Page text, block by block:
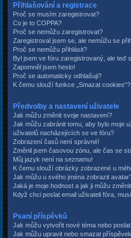
Přihlašování a registrace
Proč se musím zaregistrovat?
Co je to COPPA?
Proč se nemůžu zaregistrovat?
Zaregistroval jsem se, ale nemůžu se
Proč se nemůžu přihlásit?
Byl jsem ve fóru zaregistrovaný, ale teď
Zapomněl jsem heslo!
Proč se automaticky odhlašuji?
K čemu slouží funkce „Smazat cookies“?
Předvolby a nastavení uživatele
Jak můžu změnit svoje nastavení?
Jak můžu zabránit tomu, aby bylo moje
uživatelů nacházejících se ve fóru?
Zobrazení časů není správné!
Změnil jsem časovou zónu, ale čas se
Můj jazyk není na seznamu!
K čemu slouží obrázky zobrazené u
Jak můžu u svého jména zobrazit
Jaká je moje hodnost a jak ji můžu
Když chci poslat email uživateli fóra,
Psaní příspěvků
Jak můžu vytvořit nové téma nebo
Jak můžu upravit nebo smazat